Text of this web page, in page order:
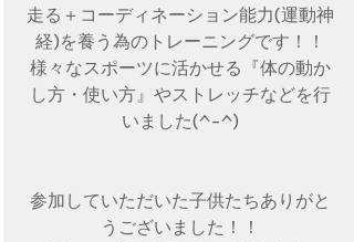
走る＋コーディネーション能力(運動神
経)を養う為のトレーニングです！！
様々なスポーツに活かせる『体の動か
し方・使い方』やストレッチなどを行
いました(^-^)
参加していただいた子供たちありがと
うございました！！